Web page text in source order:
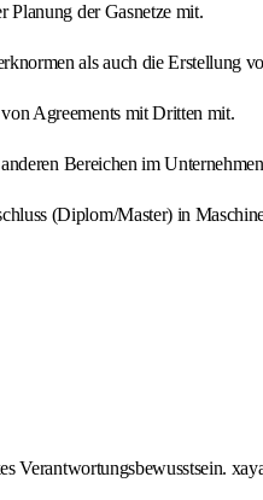
Planung der Gasnetze mit.
als auch die Erstellung
Agreements mit Dritten mit.
Bereichen im
(Diplom/Master) in
Verantwortungsbewusstsein.